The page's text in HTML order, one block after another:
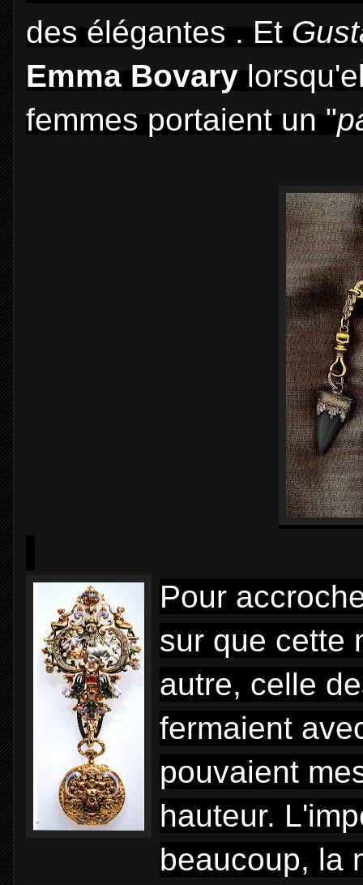
des élégantes . Et
Emma Bovary
femmes portaient un "
Pour
sur que cette
autre, celle
fermaient
pouvaient
hauteur.
beaucoup, la